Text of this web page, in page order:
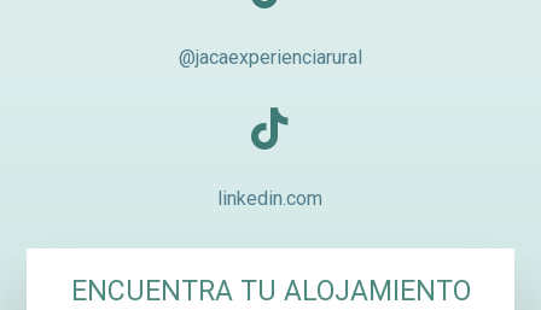
@jacaexperienciarural

linkedin.com
ENCUENTRA TU ALOJAMIENTO